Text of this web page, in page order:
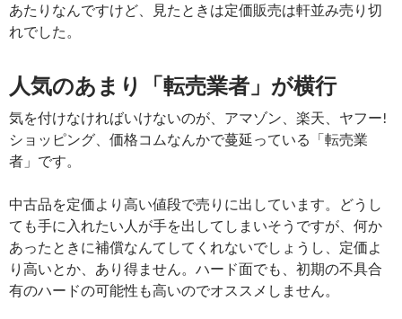
あたりなんですけど、見たときは定価販売は軒並み売り切
れでした。
人気のあまり「転売業者」が横行
気を付けなければいけないのが、アマゾン、楽天、ヤフー!
ショッピング、価格コムなんかで蔓延っている「転売業
者」です。
中古品を定価より高い値段で売りに出しています。どうし
ても手に入れたい人が手を出してしまいそうですが、何か
あったときに補償なんてしてくれないでしょうし、定価よ
り高いとか、あり得ません。ハード面でも、初期の不具合
有のハードの可能性も高いのでオススメしません。